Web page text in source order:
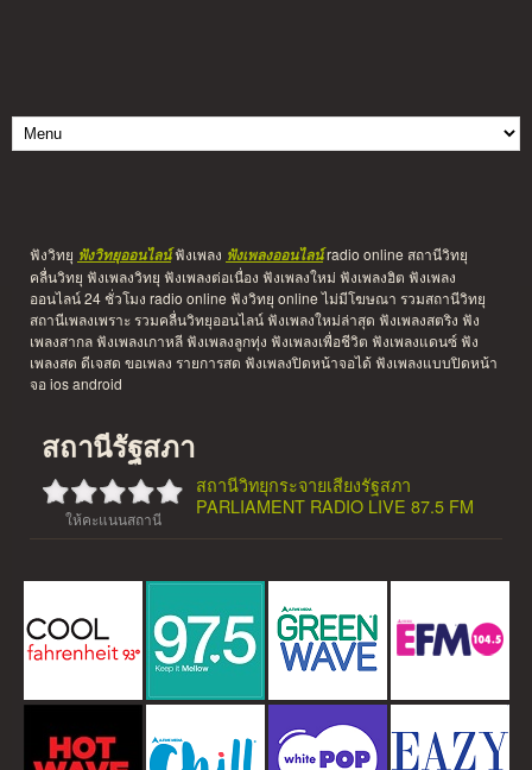
ฟังวิทยุ ฟังวิทยุออนไลน์ฟังเพลง ฟังเพลงออนไลน์radio online สถานีวิทยุ
คลื่นวิทยุ ฟังเพลงวิทยุ ฟังเพลงต่อเนื่อง ฟังเพลงใหม่ ฟังเพลงฮิต ฟังเพลง
ออนไลน์ 24 ชั่วโมง radio online ฟังวิทยุ online ไม่มีโฆษณา รวมสถานีวิทยุ
สถานีเพลงเพราะ รวมคลื่นวิทยุออนไลน์ ฟังเพลงใหม่ล่าสุด ฟังเพลงสตริง ฟัง
เพลงสากล ฟังเพลงเกาหลี ฟังเพลงลูกทุ่ง ฟังเพลงเพื่อชีวิต ฟังเพลงแดนซ์ ฟัง
เพลงสด ดีเจสด ขอเพลง รายการสด ฟังเพลงปิดหน้าจอได้ ฟังเพลงแบบปิดหน้า
จอ ios android
สถานีรัฐสภา
ให้คะแนนสถานี
สถานีวิทยุกระจายเสียงรัฐสภา
PARLIAMENT RADIO LIVE 87.5 FM